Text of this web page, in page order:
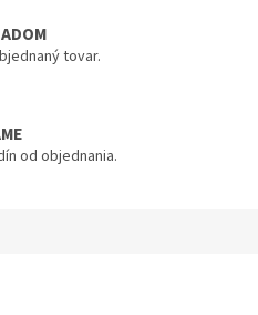
tovar.
od objednania.